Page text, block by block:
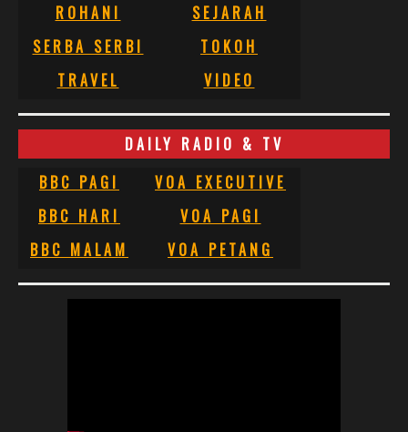
ROHANI
SEJARAH
SERBA SERBI
TOKOH
TRAVEL
VIDEO
DAILY RADIO & TV
BBC PAGI
VOA EXECUTIVE
BBC HARI
VOA PAGI
BBC MALAM
VOA PETANG